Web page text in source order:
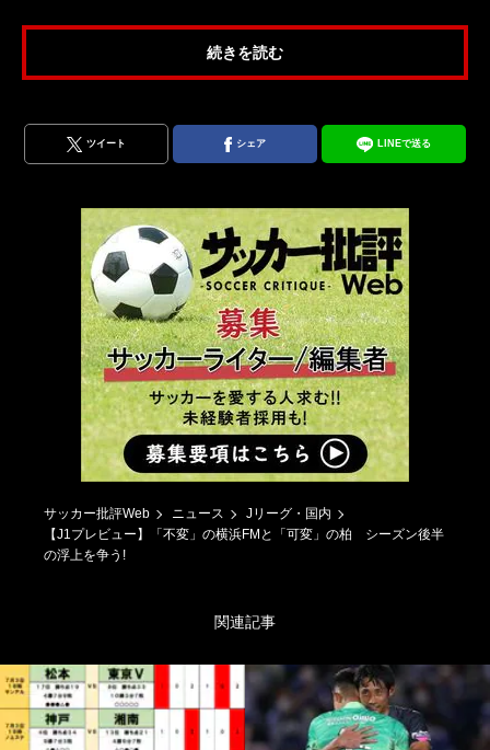
続きを読む
ツイート シェア LINEで送る
サッカー批評Web ニュース
Jリーグ・国内
【J1プレビュー】「不変」の横浜FMと「可変」の柏 シーズン後半
の浮上を争う!
関連記事